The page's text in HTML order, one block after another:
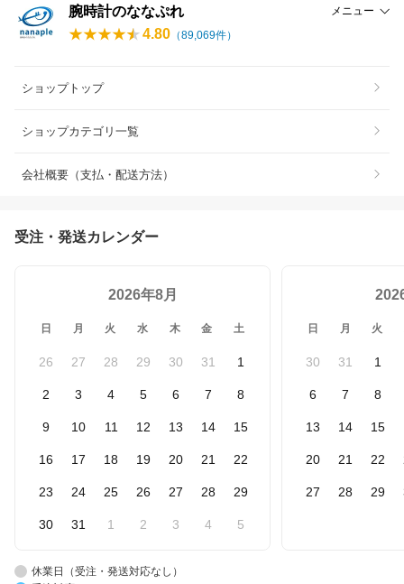
腕時計のななぷれ メニュー
4.80 （89,069件）
ショップトップ
ショップカテゴリ一覧
会社概要（支払・配送方法）
受注・発送カレンダー
2026年8月
日 月 火 水 木 金 土
26 27 28 29 30 31 1
2 3 4 5 6 7 8
9 10 11 12 13 14 15
16 17 18 19 20 21 22
23 24 25 26 27 28 29
30 31 1 2 3 4 5
日 月 火
30 31 1
6 7 8
13 14 15
20 21 22
27 28 29
休業日（受注・発送対応なし）